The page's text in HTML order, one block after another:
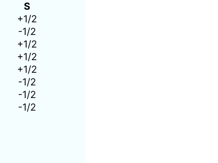
S
+1/2
-1/2
+1/2
+1/2
+1/2
-1/2
-1/2
-1/2